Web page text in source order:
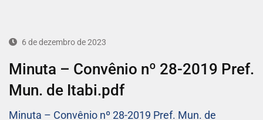
6 de dezembro de 2023
Minuta – Convênio nº 28-2019 Pref.
Mun. de Itabi.pdf
Minuta – Convênio nº 28-2019 Pref. Mun. de